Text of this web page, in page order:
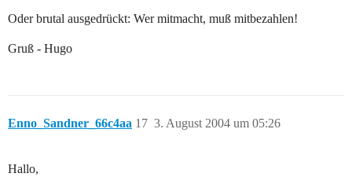
Oder brutal ausgedrückt: Wer mitmacht, muß mitbezahlen!
Gruß - Hugo
Enno_Sandner_66c4aa 3. August 2004 um 05:26
17
Hallo,